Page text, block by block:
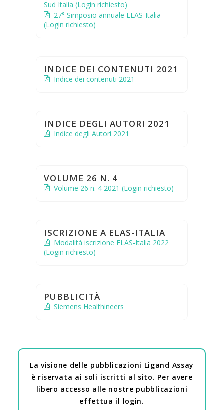
Sud Italia (Login richiesto)
27° Simposio annuale ELAS-Italia
(Login richiesto)
INDICE DEI CONTENUTI 2021
Indice dei contenuti 2021
INDICE DEGLI AUTORI 2021
Indice degli Autori 2021
VOLUME 26 N. 4
Volume 26 n. 4 2021 (Login richiesto)
ISCRIZIONE A ELAS-ITALIA
Modalità iscrizione ELAS-Italia 2022
(Login richiesto)
PUBBLICITÀ
Siemens Healthineers
La visione delle pubblicazioni Ligand Assay
è riservata ai soli iscritti al sito. Per avere
libero accesso alle nostre pubblicazioni
effettua il login.